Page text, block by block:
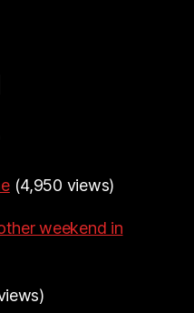
(4,950 views)
weekend in